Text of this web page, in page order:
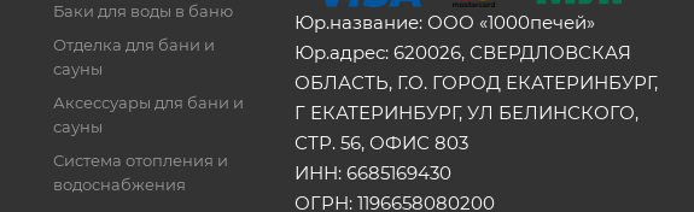
Баки для воды в баню
Отделка для бани и
сауны
Аксессуары для бани и
сауны
Система отопления и
водоснабжения
Юр.название: ООО «1000печей»
Юр.адрес: 620026, СВЕРДЛОВСКАЯ
ОБЛАСТЬ, Г.О. ГОРОД ЕКАТЕРИНБУРГ,
Г ЕКАТЕРИНБУРГ, УЛ БЕЛИНСКОГО,
СТР. 56, ОФИС 803
ИНН: 6685169430
ОГРН: 1196658080200